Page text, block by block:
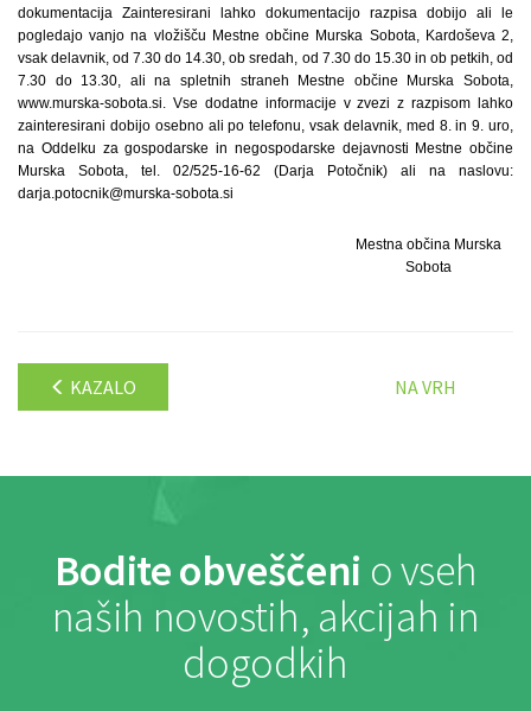
dokumentacija Zainteresirani lahko dokumentacijo razpisa dobijo ali le
pogledajo vanjo na vložišču Mestne občine Murska Sobota, Kardoševa 2,
vsak delavnik, od 7.30 do 14.30, ob sredah, od 7.30 do 15.30 in ob petkih, od
7.30 do 13.30, ali na spletnih straneh Mestne občine Murska Sobota,
www.murska-sobota.si. Vse dodatne informacije v zvezi z razpisom lahko
zainteresirani dobijo osebno ali po telefonu, vsak delavnik, med 8. in 9. uro,
na Oddelku za gospodarske in negospodarske dejavnosti Mestne občine
Murska Sobota, tel. 02/525-16-62 (Darja Potočnik) ali na naslovu:
darja.potocnik@murska-sobota.si
Mestna občina Murska
Sobota
KAZALO NA VRH
Bodite obveščeni o vseh
naših novostih, akcijah in
dogodkih